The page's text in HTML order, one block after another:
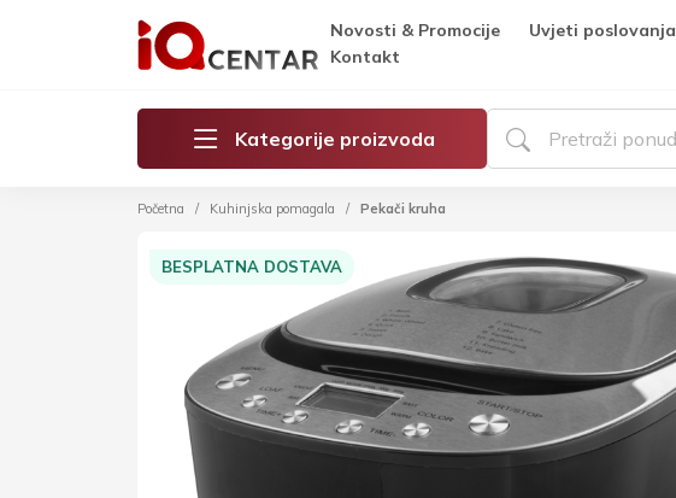
Novosti & Promocije Uvjeti poslovanja
Kontakt
Kategorije proizvoda
Početna Kuhinjska pomagala Pekači kruha
BESPLATNA DOSTAVA